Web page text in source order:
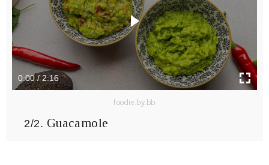
0:00 / 2:16
foodie.by.bb
2/2. Guacamole